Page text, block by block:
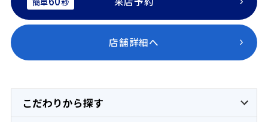
店舗詳細へ
こだわりから探す